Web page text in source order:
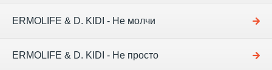
ERMOLIFE & D. KIDI - Не молчи
ERMOLIFE & D. KIDI - Не просто